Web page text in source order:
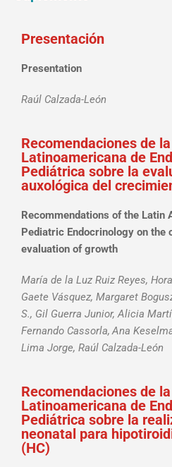
Presentación
Presentation
Raúl Calzada-León
Recomendaciones de
Latinoamericana de
Pediátrica sobre la
auxológica del
Recommendations of the Latin
Pediatric Endocrinology on the
evaluation of growth
María de la Luz Ruiz Reyes,
Gaete Vásquez, Margaret
S., Gil Guerra Junior, Alicia
Fernando Cassorla, Ana
Lima Jorge, Raúl Calzada-León
Recomendaciones de
Latinoamericana de
Pediátrica sobre la
neonatal para
(HC)